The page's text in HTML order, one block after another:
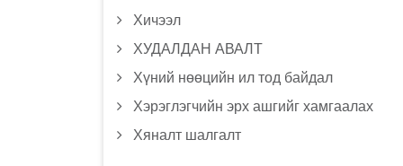
Хичээл
ХУДАЛДАН АВАЛТ
Хүний нөөцийн ил тод байдал
Хэрэглэгчийн эрх ашгийг хамгаалах
Хяналт шалгалт